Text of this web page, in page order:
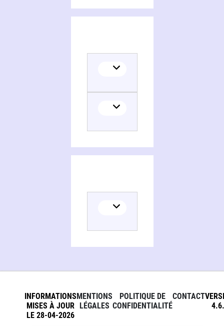
INFORMATIONS
MISES À JOUR
LE 28-04-2026
MENTIONS
LÉGALES
POLITIQUE DE
CONFIDENTIALITÉ
CONTACT